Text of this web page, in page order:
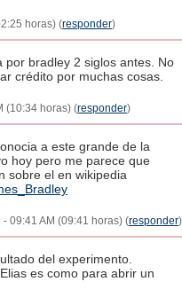
horas) (responder)
por bradley 2 siglos antes. No
crédito por muchas cosas.
(10:34 horas) (responder)
a este grande de la
hoy pero me parece que
sobre el en wikipedia
09:41 AM (09:41 horas) (responder)
del experimento.
es como para abrir un